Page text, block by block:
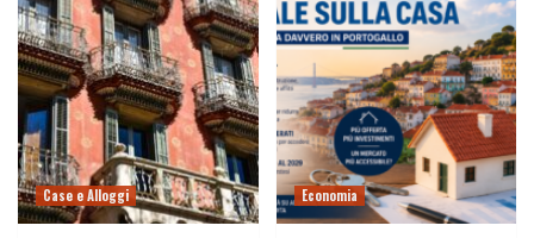
Case e Alloggi Economia